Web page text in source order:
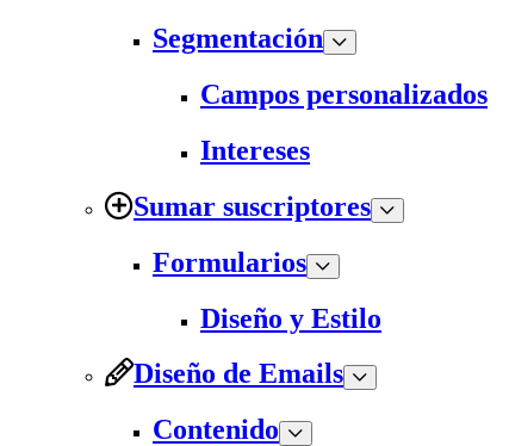
Segmentación
Campos personalizados
Intereses
Sumar suscriptores
Formularios
Diseño y Estilo
Diseño de Emails
Contenido